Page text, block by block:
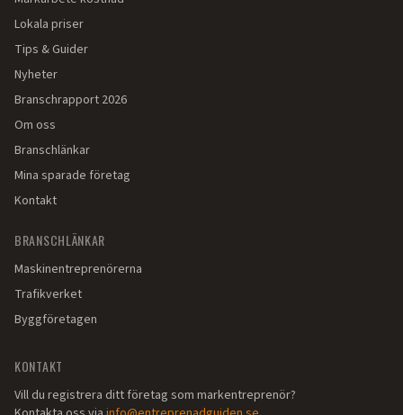
Lokala priser
Tips & Guider
Nyheter
Branschrapport 2026
Om oss
Branschlänkar
Mina sparade företag
Kontakt
BRANSCHLÄNKAR
Maskinentreprenörerna
Trafikverket
Byggföretagen
KONTAKT
Vill du registrera ditt företag som markentreprenör?